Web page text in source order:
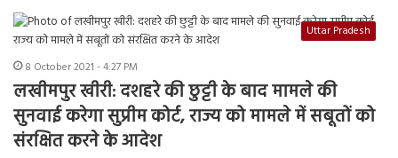
Uttar Pradesh
8 October 2021 - 4:27 PM
लखीमपुर खीरी: दशहरे की छुट्टी के बाद मामले की
सुनवाई करेगा सुप्रीम कोर्ट, राज्य को मामले में सबूतों को
संरक्षित करने के आदेश